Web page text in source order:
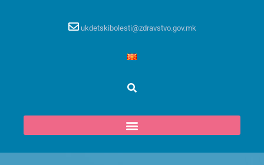
ukdetskibolesti@zdravstvo.gov.mk